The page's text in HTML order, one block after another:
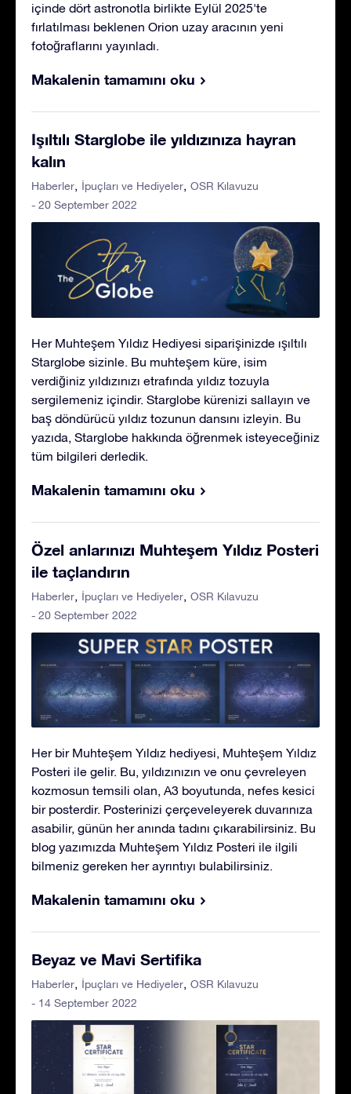
içinde dört astronotla birlikte Eylül 2025'te
fırlatılması beklenen Orion uzay aracının yeni
fotoğraflarını yayınladı.
Makalenin tamamını oku
Işıltılı Starglobe ile yıldızınıza hayran
kalın
Haberler İpuçları ve Hediyeler OSR Kılavuzu
- 20 September 2022
Her Muhteşem Yıldız Hediyesi siparişinizde ışıltılı
Starglobe sizinle. Bu muhteşem küre, isim
verdiğiniz yıldızınızı etrafında yıldız tozuyla
sergilemeniz içindir. Starglobe kürenizi sallayın ve
baş döndürücü yıldız tozunun dansını izleyin. Bu
yazıda, Starglobe hakkında öğrenmek isteyeceğiniz
tüm bilgileri derledik.
Makalenin tamamını oku
Özel anlarınızı Muhteşem Yıldız Posteri
ile taçlandırın
Haberler İpuçları ve Hediyeler OSR Kılavuzu
- 20 September 2022
Her bir Muhteşem Yıldız hediyesi, Muhteşem Yıldız
Posteri ile gelir. Bu, yıldızınızın ve onu çevreleyen
kozmosun temsili olan, A3 boyutunda, nefes kesici
bir posterdir. Posterinizi çerçeveleyerek duvarınıza
asabilir, günün her anında tadını çıkarabilirsiniz. Bu
blog yazımızda Muhteşem Yıldız Posteri ile ilgili
bilmeniz gereken her ayrıntıyı bulabilirsiniz.
Makalenin tamamını oku
Beyaz ve Mavi Sertifika
Haberler İpuçları ve Hediyeler OSR Kılavuzu
- 14 September 2022